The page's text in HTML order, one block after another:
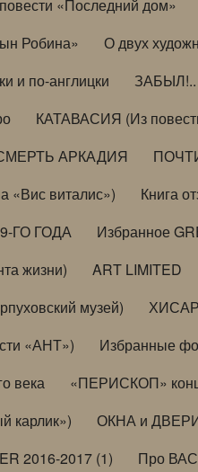
«Последний дом»
Робина»
О двух
и по-англицки ЗАБЫЛ!..
КАТАВАСИЯ (Из
АРКАДИЯ
«Вис виталис»)
Книга
ГО ГОДА
Избранное
жизни)
ART LIMITED
музей)
«АНТ»)
Избранные
века
«ПЕРИСКОП»
карлик»)
ОКНА и ДВЕРИ
2016-2017 (1) Про